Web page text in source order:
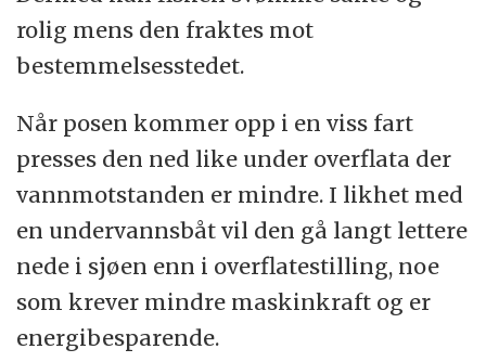
rolig mens den fraktes mot
bestemmelsesstedet.
Når posen kommer opp i en viss fart
presses den ned like under overflata der
vannmotstanden er mindre. I likhet med
en undervannsbåt vil den gå langt lettere
nede i sjøen enn i overflatestilling, noe
som krever mindre maskinkraft og er
energibesparende.